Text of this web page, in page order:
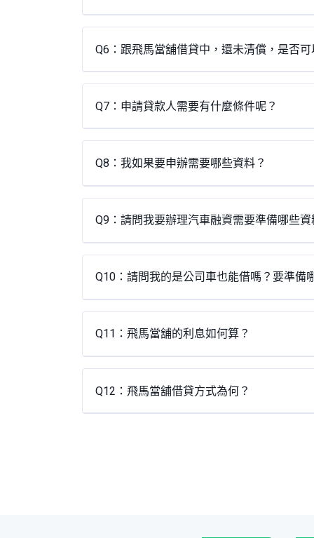
Q6：跟飛馬當舖借貸中，還未清償，是否可
Q7：申請貸款人需要有什麼條件呢？
Q8：我如果要申辦需要哪些資料？
Q9：請問我要辦理汽車融資需要準備哪些資
Q10：請問我的是公司車也能借嗎？要準備
Q11：飛馬當舖的利息如何算？
Q12：飛馬當舖借貸方式為何？